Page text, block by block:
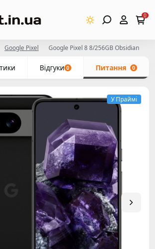
0
Google Pixel Google Pixel 8 8/256GB Obsidian
Відгуки 0 Питання 0
У Праймі